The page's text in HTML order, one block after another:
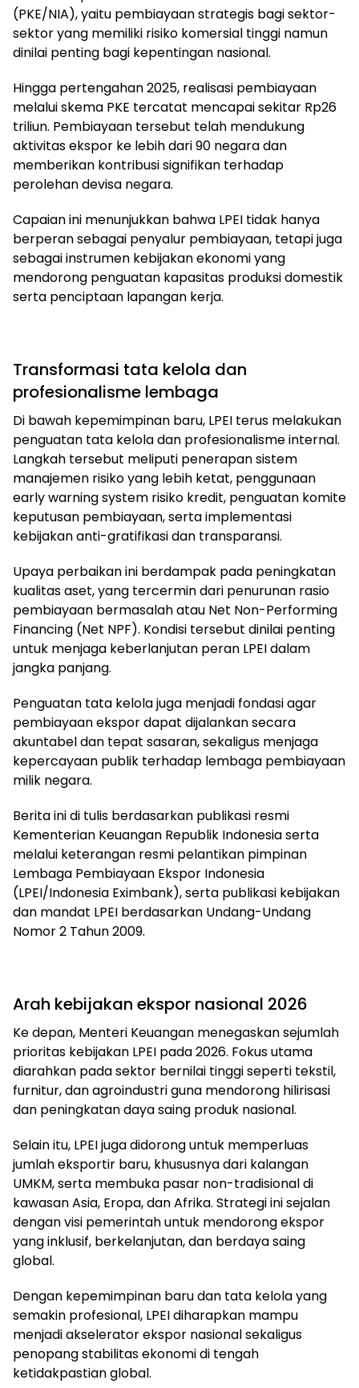
(PKE/NIA), yaitu pembiayaan strategis bagi sektor-
sektor yang memiliki risiko komersial tinggi namun
dinilai penting bagi kepentingan nasional.
Hingga pertengahan 2025, realisasi pembiayaan
melalui skema PKE tercatat mencapai sekitar Rp26
triliun. Pembiayaan tersebut telah mendukung
aktivitas ekspor ke lebih dari 90 negara dan
memberikan kontribusi signifikan terhadap
perolehan devisa negara.
Capaian ini menunjukkan bahwa LPEI tidak hanya
berperan sebagai penyalur pembiayaan, tetapi juga
sebagai instrumen kebijakan ekonomi yang
mendorong penguatan kapasitas produksi domestik
serta penciptaan lapangan kerja.
Transformasi tata kelola dan
profesionalisme lembaga
Di bawah kepemimpinan baru, LPEI terus melakukan
penguatan tata kelola dan profesionalisme internal.
Langkah tersebut meliputi penerapan sistem
manajemen risiko yang lebih ketat, penggunaan
early warning system risiko kredit, penguatan komite
keputusan pembiayaan, serta implementasi
kebijakan anti-gratifikasi dan transparansi.
Upaya perbaikan ini berdampak pada peningkatan
kualitas aset, yang tercermin dari penurunan rasio
pembiayaan bermasalah atau Net Non-Performing
Financing (Net NPF). Kondisi tersebut dinilai penting
untuk menjaga keberlanjutan peran LPEI dalam
jangka panjang.
Penguatan tata kelola juga menjadi fondasi agar
pembiayaan ekspor dapat dijalankan secara
akuntabel dan tepat sasaran, sekaligus menjaga
kepercayaan publik terhadap lembaga pembiayaan
milik negara.
Berita ini di tulis berdasarkan publikasi resmi
Kementerian Keuangan Republik Indonesia serta
melalui keterangan resmi pelantikan pimpinan
Lembaga Pembiayaan Ekspor Indonesia
(LPEI/Indonesia Eximbank), serta publikasi kebijakan
dan mandat LPEI berdasarkan Undang-Undang
Nomor 2 Tahun 2009.
Arah kebijakan ekspor nasional 2026
Ke depan, Menteri Keuangan menegaskan sejumlah
prioritas kebijakan LPEI pada 2026. Fokus utama
diarahkan pada sektor bernilai tinggi seperti tekstil,
furnitur, dan agroindustri guna mendorong hilirisasi
dan peningkatan daya saing produk nasional.
Selain itu, LPEI juga didorong untuk memperluas
jumlah eksportir baru, khususnya dari kalangan
UMKM, serta membuka pasar non-tradisional di
kawasan Asia, Eropa, dan Afrika. Strategi ini sejalan
dengan visi pemerintah untuk mendorong ekspor
yang inklusif, berkelanjutan, dan berdaya saing
global.
Dengan kepemimpinan baru dan tata kelola yang
semakin profesional, LPEI diharapkan mampu
menjadi akselerator ekspor nasional sekaligus
penopang stabilitas ekonomi di tengah
ketidakpastian global.